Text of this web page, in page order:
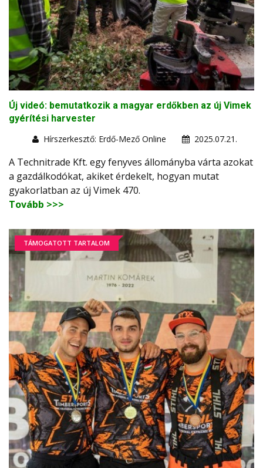
Új videó: bemutatkozik a magyar erdőkben az új Vimek
gyérítési harvester
Hírszerkesztő: Erdő-Mező Online
2025.07.21.
A Technitrade Kft. egy fenyves állományba várta azokat
a gazdálkodókat, akiket érdekelt, hogyan mutat
gyakorlatban az új Vimek 470.
Tovább >>>
TÁMOGATOTT TARTALOM